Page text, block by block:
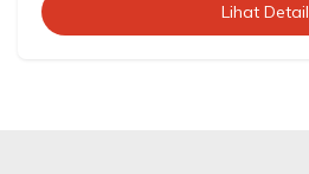
Lihat Detail